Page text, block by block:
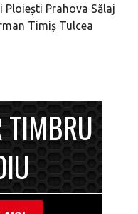
Ploiești Prahova Sălaj
Timiș Tulcea
TIMBRU